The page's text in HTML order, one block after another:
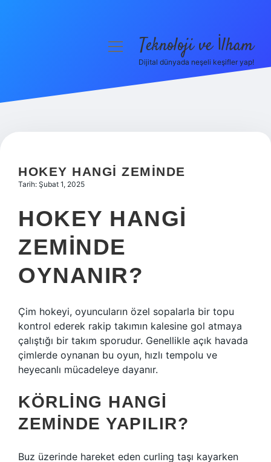
Hakkımızda
menüyüTeknoloji ve İlham
Dijital dünyada neşeli keşifler yap!
HOKEY HANGI ZEMINDE
Tarih: Şubat 1, 2025
HOKEY HANGI
ZEMINDE
OYNANIR?
Çim hokeyi, oyuncuların özel sopalarla bir topu
kontrol ederek rakip takımın kalesine gol atmaya
çalıştığı bir takım sporudur. Genellikle açık havada
çimlerde oynanan bu oyun, hızlı tempolu ve
heyecanlı mücadeleye dayanır.
KÖRLING HANGI
ZEMINDE YAPILIR?
Buz üzerinde hareket eden curling taşı kayarken